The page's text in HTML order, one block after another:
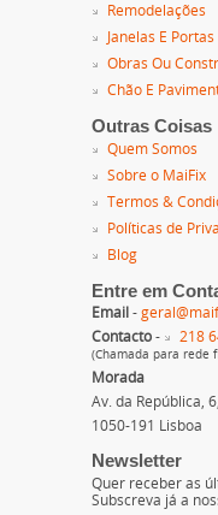
Remodelações
Janelas E Portas
Obras Ou
Chão E
Outras Coisas
Quem Somos
Sobre o MaiFix
Termos &
Políticas de
Blog
Entre em
Email -
Contacto - 218
(Chamada para rede
Morada
Av. da República,
1050-191 Lisboa
Newsletter
Quer receber as
Subscreva já a